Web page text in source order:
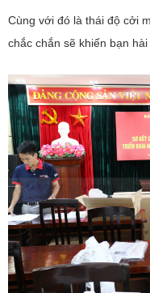
Cùng với đó là thái độ cởi
chắc chắn sẽ khiến bạn hài